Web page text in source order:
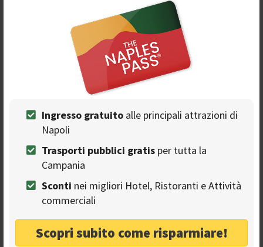
Ingresso gratuito alle principali attrazioni di
Napoli
Trasporti pubblici gratis per tutta la
Campania
Sconti nei migliori Hotel, Ristoranti e Attività
commerciali
Scopri subito come risparmiare!
Al Chiar di Luna
LOCATION PER EVENTI
Location per eventi con vista unica sul Golfo di Napoli e i
Campi Flegrei
Cucina a base di Pesce
Mare Single Bancomat
Coppie
Monte di Procida - Via Amedeo, 89